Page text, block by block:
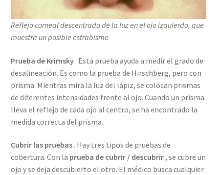
Reflejo corneal descentrado de la luz en el ojo izquierdo, que
muestra un posible estrabismo
Prueba de Krimsky . Esta prueba ayuda a medir el grado de
desalineación. Es como la prueba de Hirschberg, pero con
prisma. Mientras mira la luz del lápiz, se colocan prismas
de diferentes intensidades frente al ojo. Cuando un prisma
lleva el reflejo de cada ojo al centro, se ha encontrado la
medida correcta del prisma.
Cubrir las pruebas . Hay tres tipos de pruebas de
cobertura. Con la prueba de cubrir / descubrir, se cubre un
ojo y se deja descubierto el otro. El médico busca cualquier